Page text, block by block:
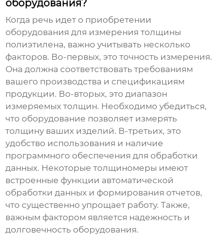
оборудования?
Когда речь идет о приобретении
оборудования для измерения толщины
полиэтилена, важно учитывать несколько
факторов. Во-первых, это точность измерения.
Она должна соответствовать требованиям
вашего производства и спецификациям
продукции. Во-вторых, это диапазон
измеряемых толщин. Необходимо убедиться,
что оборудование позволяет измерять
толщину ваших изделий. В-третьих, это
удобство использования и наличие
программного обеспечения для обработки
данных. Некоторые толщиномеры имеют
встроенные функции автоматической
обработки данных и формирования отчетов,
что существенно упрощает работу. Также,
важным фактором является надежность и
долговечность оборудования.